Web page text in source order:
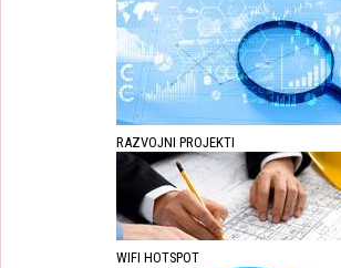
RAZVOJNI PROJEKTI
WIFI HOTSPOT